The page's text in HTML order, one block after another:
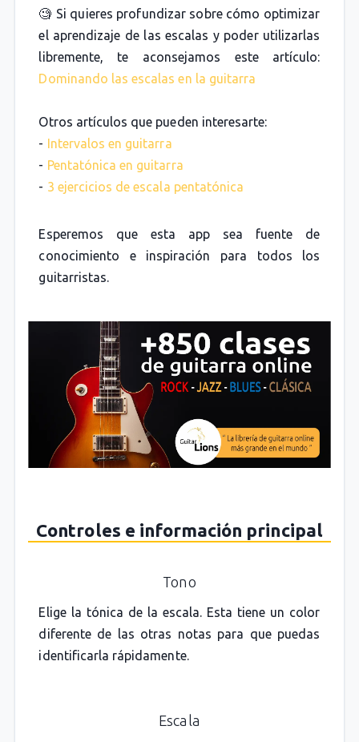
🧐 Si quieres profundizar sobre cómo optimizar
el aprendizaje de las escalas y poder utilizarlas
libremente, te aconsejamos este artículo:
Dominando las escalas en la guitarra
Otros artículos que pueden interesarte:
- Intervalos en guitarra
- Pentatónica en guitarra
- 3 ejercicios de escala pentatónica
Esperemos que esta app sea fuente de
conocimiento e inspiración para todos los
guitarristas.
Controles e información principal
Tono
Elige la tónica de la escala. Esta tiene un color
diferente de las otras notas para que puedas
identificarla rápidamente.
Escala